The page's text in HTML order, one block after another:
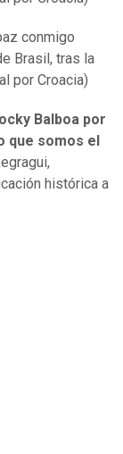
conmigo
Brasil, tras la
por Croacia)
Balboa por
que somos el
histórica a